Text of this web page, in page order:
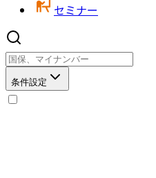
セミナー
条件設定